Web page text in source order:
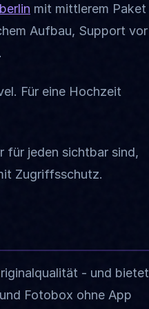
mit mittlerem Paket
Aufbau, Support vor
Für eine Hochzeit
für jeden sichtbar sind,
Zugriffsschutz.
- und bietet
Fotobox ohne App